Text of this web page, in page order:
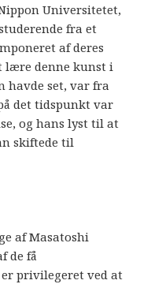
Universitetet,
fra et
af deres
lære denne kunst i
havde set, var fra
det tidspunkt var
og hans lyst til at
skiftede til
af Masatoshi
de få
privilegeret ved at